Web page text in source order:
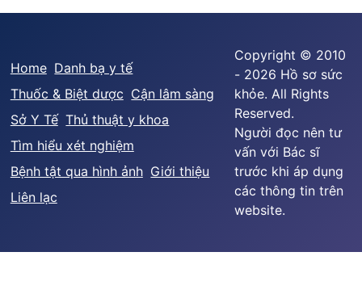
Home Danh bạ y tế
Thuốc & Biệt dược Cận lâm sàng
Sở Y Tế Thủ thuật y khoa
Tìm hiểu xét nghiệm
Bệnh tật qua hình ảnh Giới thiệu
Liên lạc
Copyright © 2010
- 2026 Hồ sơ sức
khỏe. All Rights
Reserved.
Người đọc nên tư
vấn với Bác sĩ
trước khi áp dụng
các thông tin trên
website.